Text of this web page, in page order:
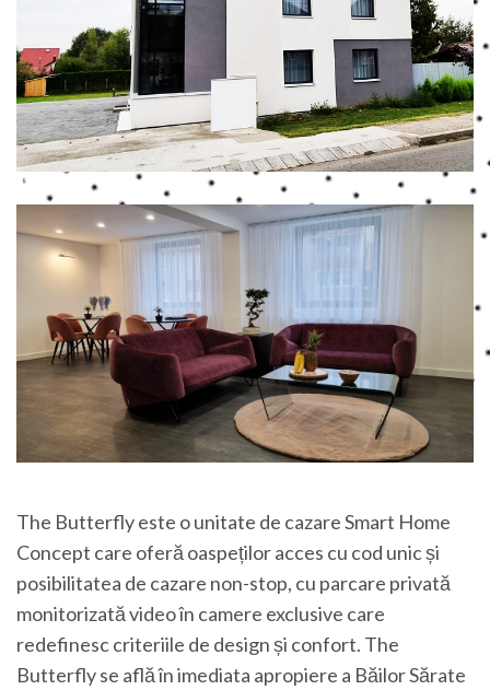
The Butterfly este o unitate de cazare Smart Home
Concept care oferă oaspeților acces cu cod unic și
posibilitatea de cazare non-stop, cu parcare privată
monitorizată video în camere exclusive care
redefinesc criteriile de design și confort. The
Butterfly se află în imediata apropiere a Băilor Sărate